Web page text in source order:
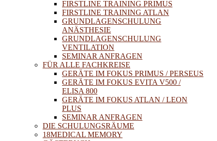
FIRSTLINE TRAINING PRIMUS
FIRSTLINE TRAINING ATLAN
GRUNDLAGENSCHULUNG
ANÄSTHESIE
GRUNDLAGENSCHULUNG
VENTILATION
SEMINAR ANFRAGEN
FÜR ALLE FACHKREISE
GERÄTE IM FOKUS PRIMUS / PERSEUS
GERÄTE IM FOKUS EVITA V500 /
ELISA 800
GERÄTE IM FOKUS ATLAN / LEON
PLUS
SEMINAR ANFRAGEN
DIE SCHULUNGSRÄUME
18MEDICAL MEMORY